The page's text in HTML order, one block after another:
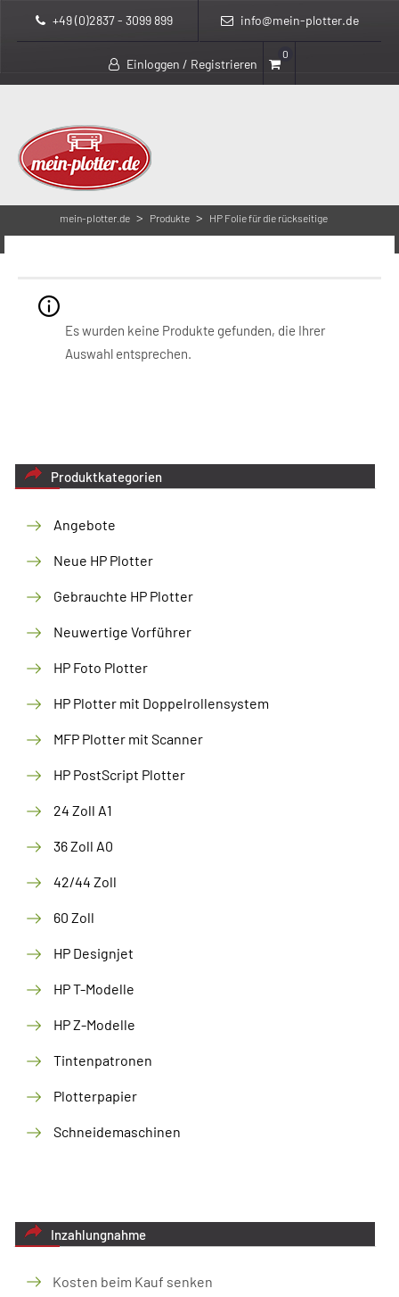
+49 (0)2837 - 3099 899 info@mein-plotter.de
Einloggen / Registrieren
0
mein-plotter.de > Produkte >
HP Folie für die rückseitige
HP Folie für die rückseitige Beleuchtung
Es wurden keine Produkte gefunden, die Ihrer
Auswahl entsprechen.
Produktkategorien
Angebote
Neue HP Plotter
Gebrauchte HP Plotter
Neuwertige Vorführer
HP Foto Plotter
HP Plotter mit Doppelrollensystem
MFP Plotter mit Scanner
HP PostScript Plotter
24 Zoll A1
36 Zoll A0
42/44 Zoll
60 Zoll
HP Designjet
HP T-Modelle
HP Z-Modelle
Tintenpatronen
Plotterpapier
Schneidemaschinen
Inzahlungnahme
Kosten beim Kauf senken